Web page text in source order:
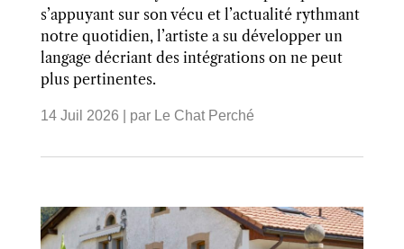
s’appuyant sur son vécu et l’actualité rythmant
notre quotidien, l’artiste a su développer un
langage décriant des intégrations on ne peut
plus pertinentes.
14 Juil 2026 | par Le Chat Perché